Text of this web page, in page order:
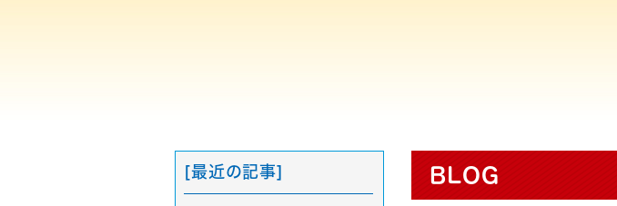
BLOG
[最近の記事]